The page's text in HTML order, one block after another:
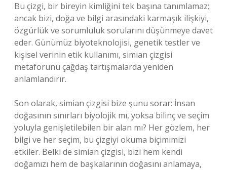
Bu çizgi, bir bireyin kimliğini tek başına tanımlamaz;
ancak bizi, doğa ve bilgi arasındaki karmaşık ilişkiyi,
özgürlük ve sorumluluk sorularını düşünmeye davet
eder. Günümüz biyoteknolojisi, genetik testler ve
kişisel verinin etik kullanımı, simian çizgisi
metaforunu çağdaş tartışmalarda yeniden
anlamlandırır.
Son olarak, simian çizgisi bize şunu sorar: İnsan
doğasının sınırları biyolojik mı, yoksa bilinç ve seçim
yoluyla genişletilebilen bir alan mı? Her gözlem, her
bilgi ve her seçim, bu çizgiyi okuma biçimimizi
etkiler. Belki de simian çizgisi, bizi hem kendi
doğamızı hem de başkalarının doğasını anlamaya,